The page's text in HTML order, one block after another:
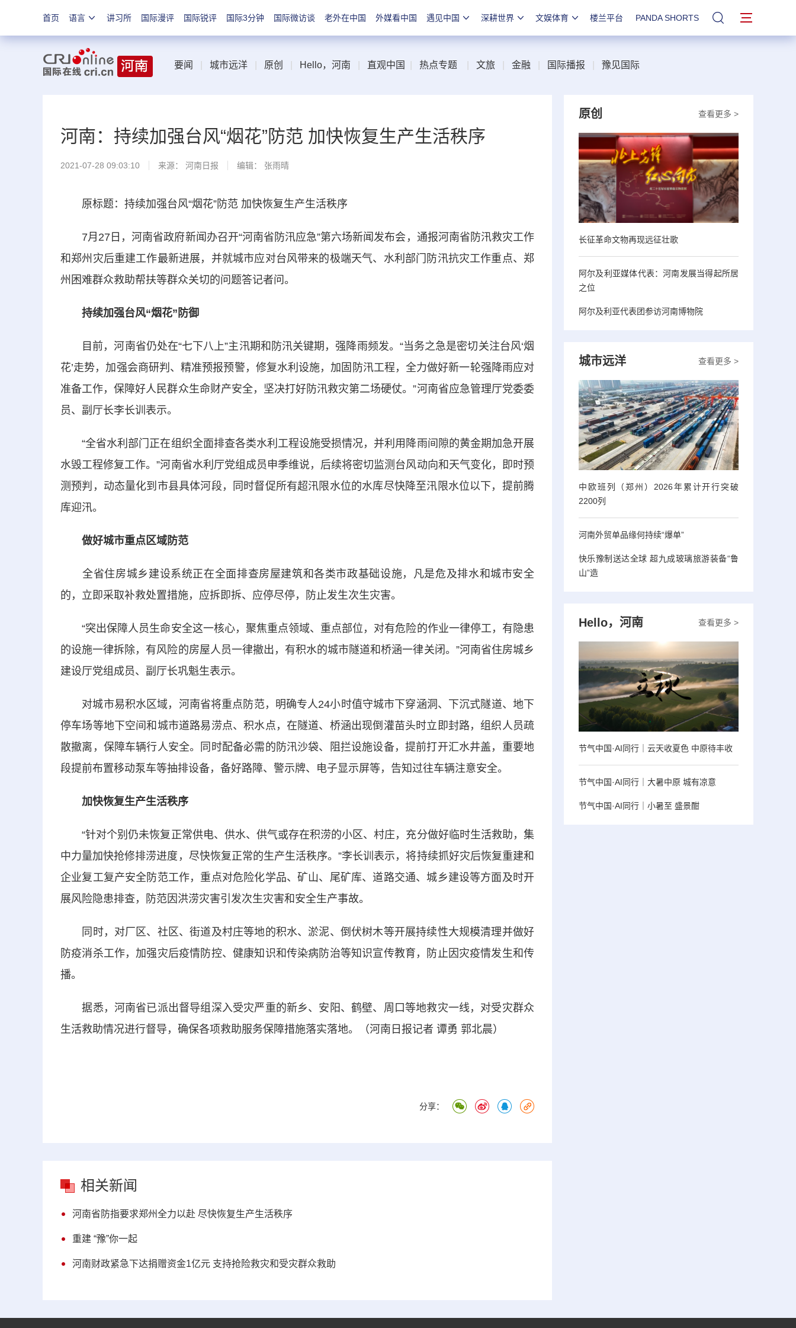
首页 语言 讲习所 国际漫评 国际锐评 国际3分钟 国际微访谈 老外在中国 外媒看中国 遇见中国 深耕世界 文娱体育 楼兰平台 PANDA SHORTS 站内搜索
要闻 城市远洋 原创 Hello，河南 直观中国 热点专题 文旅 金融 国际播报 豫见国际
河南：持续加强台风“烟花”防范 加快恢复生产生活秩序
2021-07-28 09:03:10 来源： 河南日报 编辑： 张雨晴
原标题：持续加强台风“烟花”防范 加快恢复生产生活秩序
7月27日，河南省政府新闻办召开“河南省防汛应急”第六场新闻发布会，通报河南省防汛救灾工作
和郑州灾后重建工作最新进展，并就城市应对台风带来的极端天气、水利部门防汛抗灾工作重点、郑
州困难群众救助帮扶等群众关切的问题答记者问。
持续加强台风“烟花”防御
目前，河南省仍处在“七下八上”主汛期和防汛关键期，强降雨频发。“当务之急是密切关注台风‘烟
花’走势，加强会商研判、精准预报预警，修复水利设施，加固防汛工程，全力做好新一轮强降雨应对
准备工作，保障好人民群众生命财产安全，坚决打好防汛救灾第二场硬仗。”河南省应急管理厅党委委
员、副厅长李长训表示。
“全省水利部门正在组织全面排查各类水利工程设施受损情况，并利用降雨间隙的黄金期加急开展
水毁工程修复工作。”河南省水利厅党组成员申季维说，后续将密切监测台风动向和天气变化，即时预
测预判，动态量化到市县具体河段，同时督促所有超汛限水位的水库尽快降至汛限水位以下，提前腾
库迎汛。
做好城市重点区域防范
全省住房城乡建设系统正在全面排查房屋建筑和各类市政基础设施，凡是危及排水和城市安全
的，立即采取补救处置措施，应拆即拆、应停尽停，防止发生次生灾害。
“突出保障人员生命安全这一核心，聚焦重点领域、重点部位，对有危险的作业一律停工，有隐患
的设施一律拆除，有风险的房屋人员一律撤出，有积水的城市隧道和桥涵一律关闭。”河南省住房城乡
建设厅党组成员、副厅长巩魁生表示。
对城市易积水区域，河南省将重点防范，明确专人24小时值守城市下穿涵洞、下沉式隧道、地下
停车场等地下空间和城市道路易涝点、积水点，在隧道、桥涵出现倒灌苗头时立即封路，组织人员疏
散撤离，保障车辆行人安全。同时配备必需的防汛沙袋、阻拦设施设备，提前打开汇水井盖，重要地
段提前布置移动泵车等抽排设备，备好路障、警示牌、电子显示屏等，告知过往车辆注意安全。
加快恢复生产生活秩序
“针对个别仍未恢复正常供电、供水、供气或存在积涝的小区、村庄，充分做好临时生活救助，集
中力量加快抢修排涝进度，尽快恢复正常的生产生活秩序。”李长训表示，将持续抓好灾后恢复重建和
企业复工复产安全防范工作，重点对危险化学品、矿山、尾矿库、道路交通、城乡建设等方面及时开
展风险隐患排查，防范因洪涝灾害引发次生灾害和安全生产事故。
同时，对厂区、社区、街道及村庄等地的积水、淤泥、倒伏树木等开展持续性大规模清理并做好
防疫消杀工作，加强灾后疫情防控、健康知识和传染病防治等知识宣传教育，防止因灾疫情发生和传
播。
据悉，河南省已派出督导组深入受灾严重的新乡、安阳、鹤壁、周口等地救灾一线，对受灾群众
生活救助情况进行督导，确保各项救助服务保障措施落实落地。（河南日报记者 谭勇 郭北晨）
分享：
相关新闻
河南省防指要求郑州全力以赴 尽快恢复生产生活秩序
重建 “豫”你一起
河南财政紧急下达捐赠资金1亿元 支持抢险救灾和受灾群众救助
查看更多 >
原创
长征革命文物再现远征壮歌
阿尔及利亚媒体代表：河南发展当得起所居
之位
阿尔及利亚代表团参访河南博物院
查看更多 >
城市远洋
中欧班列（郑州）2026年累计开行突破
2200列
河南外贸单品缘何持续“爆单”
快乐豫制送达全球 超九成玻璃旅游装备“鲁
山”造
查看更多 >
Hello，河南
节气中国·AI同行｜云天收夏色 中原待丰收
节气中国·AI同行｜大暑中原 城有凉意
节气中国·AI同行｜小暑至 盛景酣